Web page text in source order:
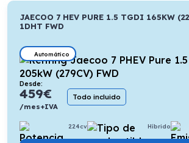
JAECOO 7 HEV PURE 1.5 TGDI 165KW
1DHT FWD
Automático
Desde:
459€
/mes+IVA
Todo incluido
224cv Híbrido